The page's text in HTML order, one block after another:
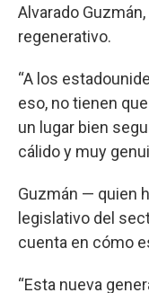
Alvarado
regenerativo.
“A los
eso, no tienen
un lugar bien
cálido y muy
Guzmán — quien
legislativo del
cuenta en cómo
“Esta nueva